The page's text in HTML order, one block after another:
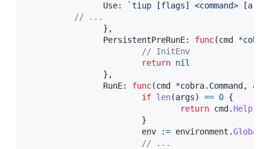
		Use
:
`tiup [flags] <command>
// ...
} ,
		PersistentPreRunE
: func(cmd *cobra
// InitEnv
return nil
} ,
		RunE
: func(cmd *cobra. Command ,
if len(args) == 0 {
return cmd . Help
}
			env
:= environment .
// ...